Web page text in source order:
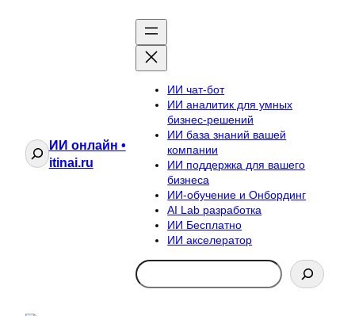
ПоискИИ онлайн •
itinai.ru
ИИ чат-бот
ИИ аналитик для умных
бизнес-решений
ИИ база знаний вашей
компании
ИИ поддержка для вашего
бизнеса
ИИ-обучение и Онбординг
AI Lab разработка
ИИ Бесплатно
ИИ акселератор
Search